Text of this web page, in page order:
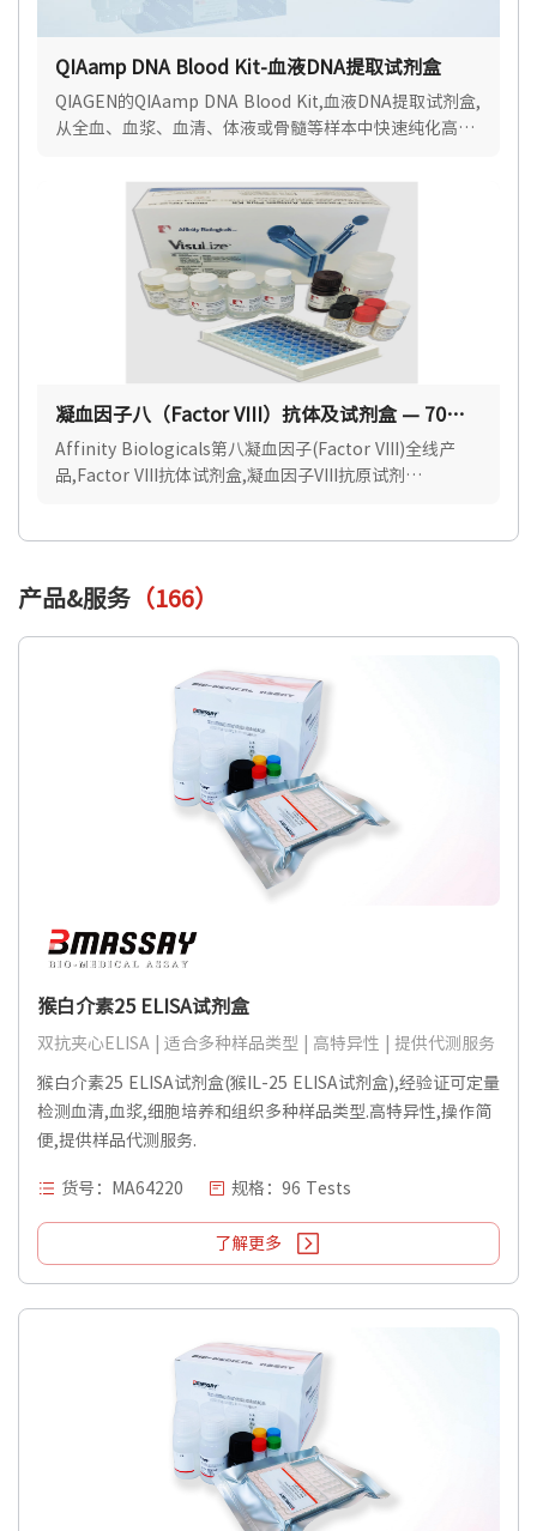
QIAamp DNA Blood Kit-血液DNA提取试剂盒
QIAGEN的QIAamp DNA Blood Kit,血液DNA提取试剂盒,
从全血、血浆、血清、体液或骨髓等样本中快速纯化高质
凝血因子八（Factor VIII）抗体及试剂盒 — 70%
优惠中
Affinity Biologicals第八凝血因子(Factor VIII)全线产
品,Factor VIII抗体试剂盒,凝血因子VIII抗原试剂
产品&服务 （166）
猴白介素25 ELISA试剂盒
双抗夹心ELISA | 适合多种样品类型 | 高特异性 | 提供代测服务
猴白介素25 ELISA试剂盒(猴IL-25 ELISA试剂盒),经验证可定量
检测血清,血浆,细胞培养和组织多种样品类型.高特异性,操作简
便,提供样品代测服务.
货号：MA64220 规格：96 Tests
了解更多